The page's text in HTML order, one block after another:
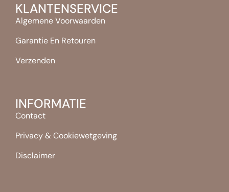
KLANTENSERVICE
Algemene Voorwaarden
Garantie En Retouren
Verzenden
INFORMATIE
Contact
Privacy & Cookiewetgeving
Disclaimer